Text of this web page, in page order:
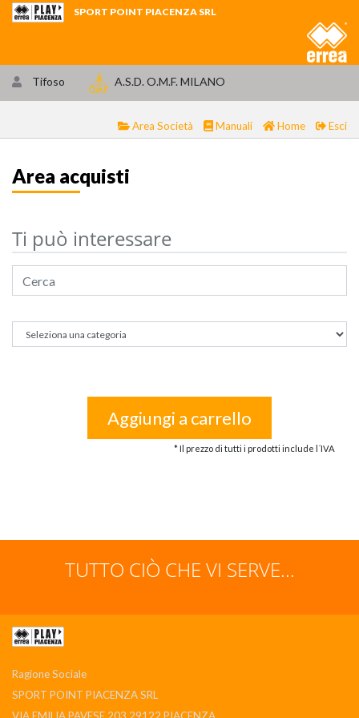
SPORT POINT PIACENZA SRL
Tifoso A.S.D. O.M.F. MILANO
Area Società Manuali Home Esci
Area acquisti
Ti può interessare
Aggiungi a carrello
* Il prezzo di tutti i prodotti include l´IVA
TUTTO CIÒ CHE VI SERVE...
Ragione Sociale
SPORT POINT PIACENZA SRL